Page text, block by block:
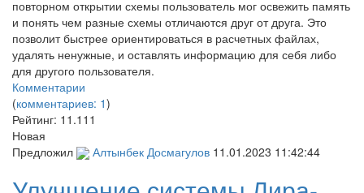
повторном открытии схемы пользователь мог освежить память
и понять чем разные схемы отличаются друг от друга. Это
позволит быстрее ориентироваться в расчетных файлах,
удалять ненужные, и оставлять информацию для себя либо
для другого пользователя.
Комментарии
(комментариев: 1)
Рейтинг: 11.111
Новая
Предложил
Алтынбек Досмагулов 11.01.2023 11:42:44